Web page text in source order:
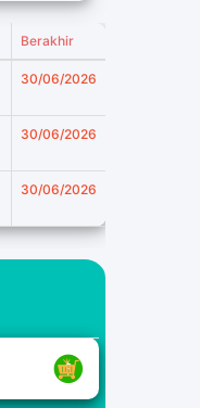
Berakhir
30/06/2026
30/06/2026
30/06/2026